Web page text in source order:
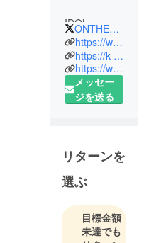
IDOL
MANAGEME
NT.
KOTO
@koccyan92
TOKYO喫茶
@KISSA_TO
KYO
狂い咲けセ
ンターロー
ONTHESTAGE7
https://www.youtube.com/channel/UCzHj3PMUo3xz_ymmceNO21g
https://k-c-r.jp/
https://www.youtube.com/channel/UCkLTmeYBnoVlKwS7kZ-eMKw
メッセー
ジを送る
リターンを
選ぶ
目標金額
未達でも